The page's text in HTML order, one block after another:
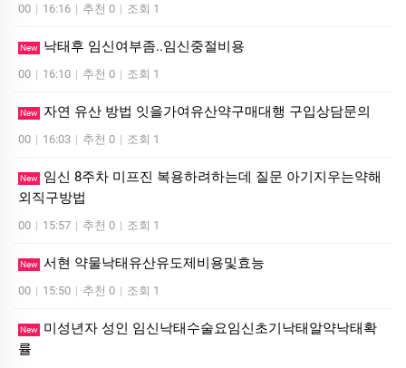
00 | 16:16 | 추천 0 | 조회 1
New 낙태후 임신여부좀..임신중절비용
00 | 16:10 | 추천 0 | 조회 1
New 자연 유산 방법 잇을가여유산약구매대행 구입상담문의
00 | 16:03 | 추천 0 | 조회 1
New
임신 8주차 미프진 복용하려하는데 질문 아기지우는약해
외직구방법
00 | 15:57 | 추천 0 | 조회 1
New 서현 약물낙태유산유도제비용및효능
00 | 15:50 | 추천 0 | 조회 1
New
미성년자 성인 임신낙태수술요임신초기낙태알약낙태확
률